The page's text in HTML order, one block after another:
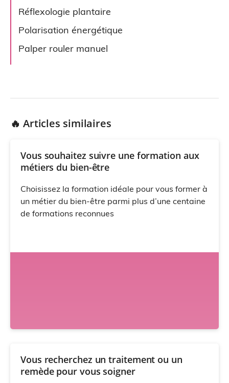
Réflexologie plantaire
Polarisation énergétique
Palper rouler manuel
🔥 Articles similaires
Vous souhaitez suivre une formation aux
métiers du bien-être
Choisissez la formation idéale pour vous former à
un métier du bien-être parmi plus d’une centaine
de formations reconnues
Vous recherchez un traitement ou un
remède pour vous soigner